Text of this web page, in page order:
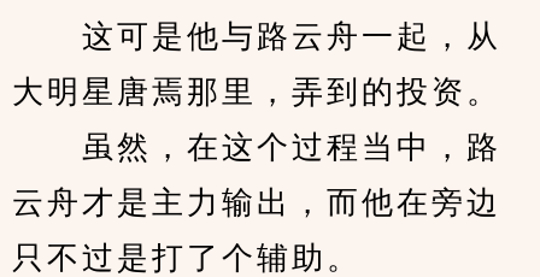
这可是他与路云舟一起，从
大明星唐焉那里，弄到的投资。
虽然，在这个过程当中，路
云舟才是主力输出，而他在旁边
只不过是打了个辅助。